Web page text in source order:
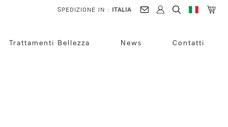
SPEDIZIONE IN : ITALIA
Trattamenti Bellezza News Contatti